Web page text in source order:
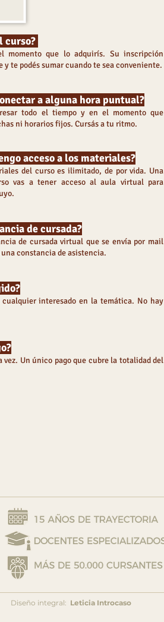
curso?
momento que lo adquirís. Su inscripción
y te podés sumar cuando te sea conveniente.
a alguna hora puntual?
todo el tiempo y en el momento que
ni horarios fijos. Cursás a tu ritmo.
acceso a los materiales?
del curso es ilimitado, de por vida. Una
vas a tener acceso al aula virtual para
de cursada?
de cursada virtual que se envía por mail
constancia de asistencia.
interesado en la temática. No hay
vez. Un único pago que cubre la totalidad del
Diseño integral: Leticia Introcaso